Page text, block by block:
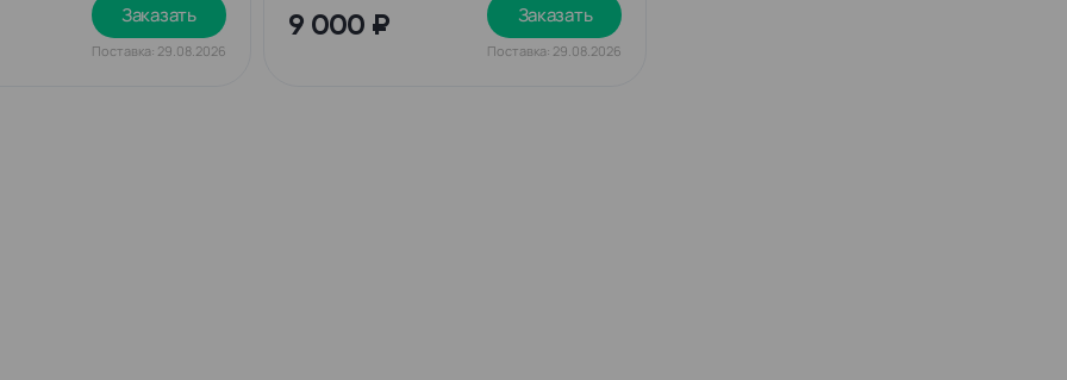
Заказать
Поставка: 29.08.2026
9 000 ₽ Заказать
Поставка: 29.08.2026